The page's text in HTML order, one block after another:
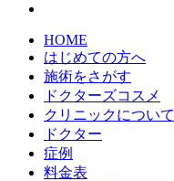
HOME
はじめての方へ
施術をさがす
ドクターズコスメ
クリニックについて
ドクター
症例
料金表